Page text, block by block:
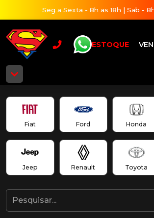
Seg a Sexta - 8h as 18h | Sab -
ESTOQUE
Fiat Ford Honda
Jeep Renault Toyota